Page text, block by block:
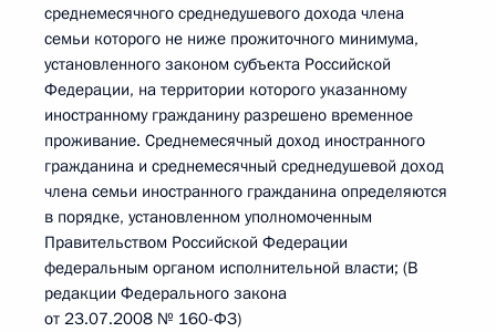
среднемесячного среднедушевого дохода члена
семьи которого не ниже прожиточного минимума,
установленного законом субъекта Российской
Федерации, на территории которого указанному
иностранному гражданину разрешено временное
проживание. Среднемесячный доход иностранного
гражданина и среднемесячный среднедушевой доход
члена семьи иностранного гражданина определяются
в порядке, установленном уполномоченным
Правительством Российской Федерации
федеральным органом исполнительной власти; (В
редакции Федерального закона
от 23.07.2008 № 160-ФЗ)